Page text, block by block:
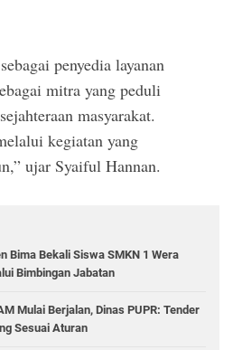
penyedia layanan
mitra yang peduli
masyarakat.
kegiatan yang
ujar Syaiful Hannan.
Bima Bekali Siswa SMKN 1 Wera
Bimbingan Jabatan
Mulai Berjalan, Dinas PUPR: Tender
Sesuai Aturan